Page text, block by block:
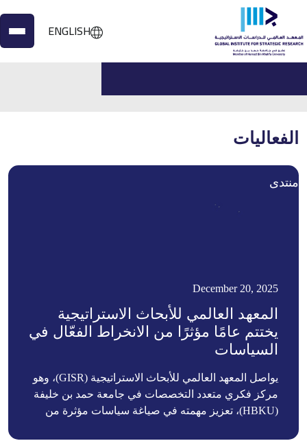
ENGLISH
الفعاليات
منتدى
December 20, 2025
المعهد العالمي للأبحاث الاستراتيجية
يختتم عامًا مؤثرًا من الانخراط الفعّال في
السياسات
يواصل المعهد العالمي للأبحاث الاستراتيجية (GISR)، وهو
مركز فكري متعدد التخصصات في جامعة حمد بن خليفة
(HBKU)، تعزيز مهمته في صياغة سياسات مؤثرة من